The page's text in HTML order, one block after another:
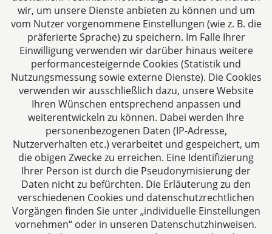
Aachen
Jülicher Straße 215
52070 Aachen
Deutschland
Tel: +49 241 94621-0
Fax: +49 241 94621-111
E-Mail:kanzlei@dhk-law.com
Über uns
Ihre Ansprechpartner für Fragen rund um
Gesellschaftsrecht, Steuergestaltung und
Vertragsrecht.
wir, um unsere Dienste anbieten zu können und um
vom Nutzer vorgenommene Einstellungen (wie z. B. die
präferierte Sprache) zu speichern. Im Falle Ihrer
Einwilligung verwenden wir darüber hinaus weitere
performancesteigernde Cookies (Statistik und
Nutzungsmessung sowie externe Dienste). Die Cookies
verwenden wir ausschließlich dazu, unsere Website
Ihren Wünschen entsprechend anpassen und
weiterentwickeln zu können. Dabei werden Ihre
personenbezogenen Daten (IP-Adresse,
Nutzerverhalten etc.) verarbeitet und gespeichert, um
die obigen Zwecke zu erreichen. Eine Identifizierung
Ihrer Person ist durch die Pseudonymisierung der
Daten nicht zu befürchten. Die Erläuterung zu den
verschiedenen Cookies und datenschutzrechtlichen
Vorgängen finden Sie unter „individuelle Einstellungen
vornehmen“ oder in unseren Datenschutzhinweisen.